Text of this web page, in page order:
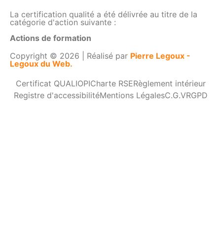
La certification qualité a été délivrée au titre de la
catégorie d'action suivante :
Actions de formation
Copyright © 2026 | Réalisé par Pierre Legoux -
Legoux du Web.
Certificat QUALIOPICharte RSERèglement intérieur
Registre d'accessibilitéMentions LégalesC.G.VRGPD